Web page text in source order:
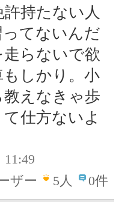
持たない人
てないんだ
らないで欲
もしかり。小
えなきゃ歩
仕方ないよ
11:49
ザー
5人 0件